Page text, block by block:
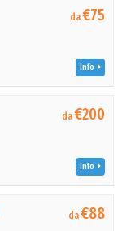
da€75
Info
da€200
Info
da€88